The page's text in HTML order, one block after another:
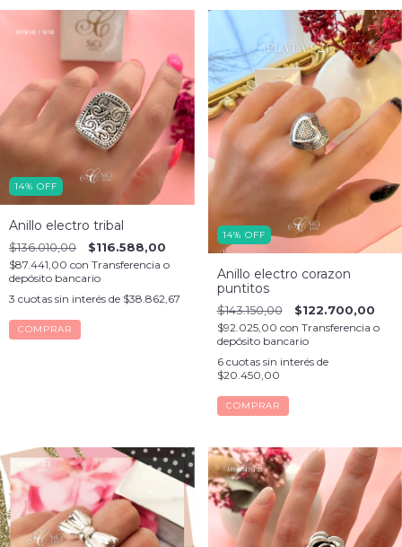
14% OFF
Anillo electro tribal
$136.010,00 $116.588,00
$87.441,00 con Transferencia o
depósito bancario
3 cuotas sin interés de $38.862,67
COMPRAR
14% OFF
Anillo electro corazon
puntitos
$143.150,00 $122.700,00
$92.025,00 con Transferencia o
depósito bancario
6 cuotas sin interés de
$20.450,00
COMPRAR